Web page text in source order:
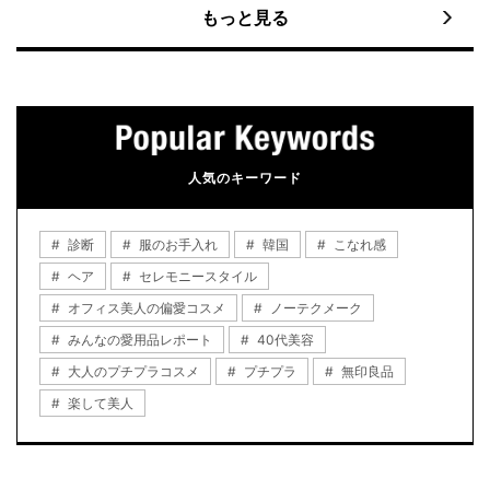
もっと見る
人気のキーワード
診断 服のお手入れ 韓国
こなれ感
ヘア
セレモニースタイル
オフィス美人の偏愛コスメ
ノーテクメーク
みんなの愛用品レポート
40代美容
大人のプチプラコスメ
プチプラ
無印良品
楽して美人